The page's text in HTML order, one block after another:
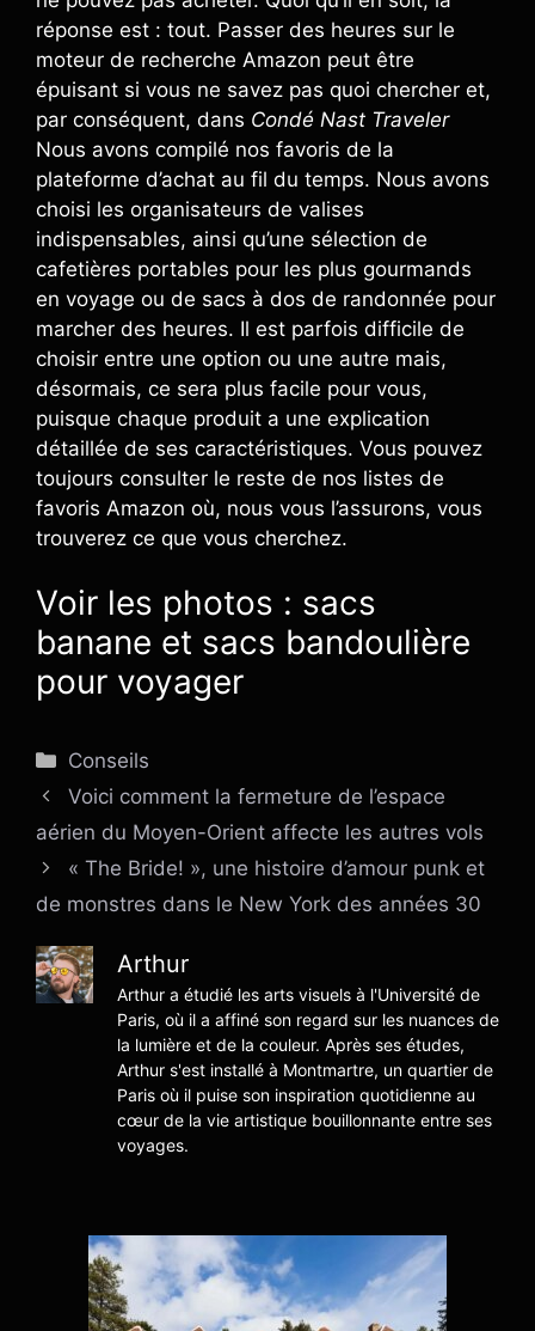
réponse est : tout. Passer des heures sur le
moteur de recherche Amazon peut être
épuisant si vous ne savez pas quoi chercher et,
par conséquent, dans Condé Nast Traveler
Nous avons compilé nos favoris de la
plateforme d’achat au fil du temps. Nous avons
choisi les organisateurs de valises
indispensables, ainsi qu’une sélection de
cafetières portables pour les plus gourmands
en voyage ou de sacs à dos de randonnée pour
marcher des heures. Il est parfois difficile de
choisir entre une option ou une autre mais,
désormais, ce sera plus facile pour vous,
puisque chaque produit a une explication
détaillée de ses caractéristiques. Vous pouvez
toujours consulter le reste de nos listes de
favoris Amazon où, nous vous l’assurons, vous
trouverez ce que vous cherchez.
Voir les photos : sacs
banane et sacs bandoulière
pour voyager
Catégories
Conseils
Voici comment la fermeture de l’espace
aérien du Moyen-Orient affecte les autres vols
« The Bride! », une histoire d’amour punk et
de monstres dans le New York des années 30
Arthur
Arthur a étudié les arts visuels à l'Université de
Paris, où il a affiné son regard sur les nuances de
la lumière et de la couleur. Après ses études,
Arthur s'est installé à Montmartre, un quartier de
Paris où il puise son inspiration quotidienne au
cœur de la vie artistique bouillonnante entre ses
voyages.